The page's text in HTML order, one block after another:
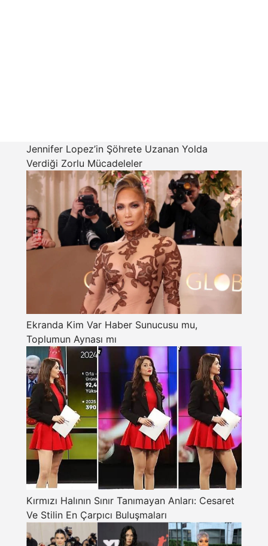
Jennifer Lopez’in Şöhrete Uzanan Yolda
Verdiği Zorlu Mücadeleler
Ekranda Kim Var Haber Sunucusu mu,
Toplumun Aynası mı
Kırmızı Halının Sınır Tanımayan Anları: Cesaret
Ve Stilin En Çarpıcı Buluşmaları